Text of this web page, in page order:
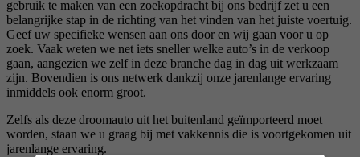
gebruik te maken van een zoekopdracht bij ons bedrijf zet u een
belangrijke stap in de richting van het vinden van het juiste voertuig.
Geef uw specifieke wensen aan ons door en wij gaan voor u op
zoek. Vaak weten we net iets sneller welke auto’s in de verkoop
gaan, aangezien we zelf in deze branche dag in dag uit werkzaam
zijn. Bovendien is ons netwerk dankzij onze jarenlange ervaring
inmiddels ook enorm groot.
Zelfs als deze droomauto uit het buitenland geïmporteerd moet
worden, staan we u graag bij met vakkennis die is voortgekomen uit
jarenlange ervaring.